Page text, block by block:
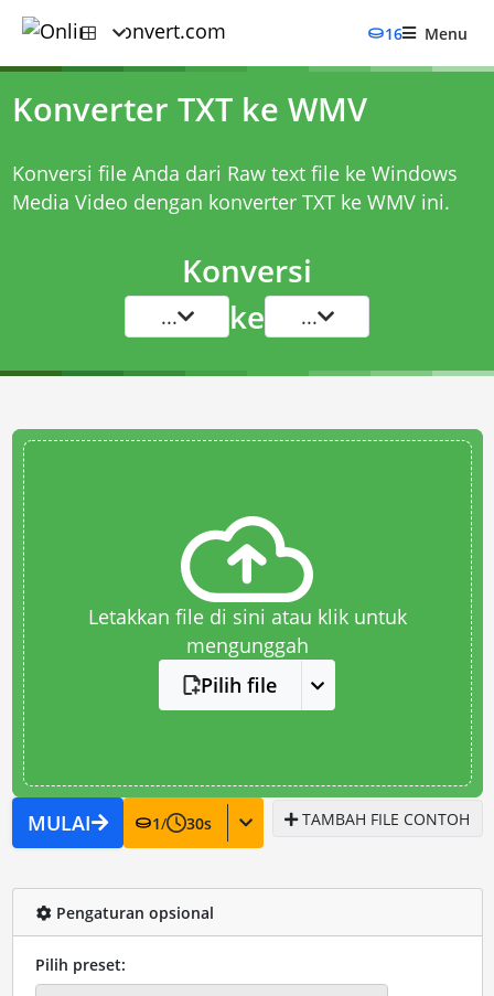
16 Menu
Konverter TXT ke WMV
Konversi file Anda dari Raw text file ke Windows
Media Video dengan konverter TXT ke WMVini.
Konversi
... ke ...
Letakkan file di sini atau klik untuk
mengunggah
Pilih file
MULAI 1/ 30s TAMBAH FILE CONTOH
Pengaturan opsional
Pilih preset: